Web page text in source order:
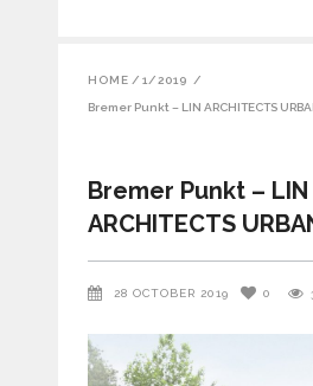
HOME / 1/2019 /
Bremer Punkt – LIN ARCHITECTS
Bremer Punkt – LIN
ARCHITECTS
28 OCTOBER 2019 0